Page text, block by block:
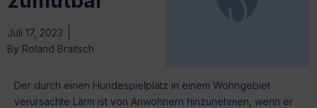
Juli 17, 2023
By Roland Braitsch
Der durch einen Hundespielplatz in einem Wohngebiet
verursachte Lärm ist von Anwohnern hinzunehmen, wenn er